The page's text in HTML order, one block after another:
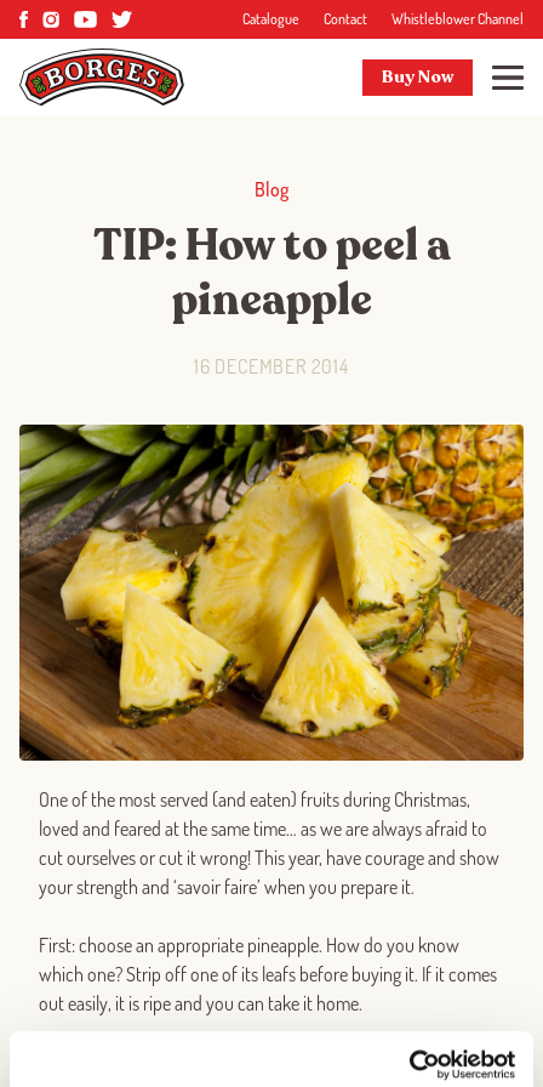
Catalogue Contact Whistleblower Channel
Buy Now
Blog
TIP: How to peel a
pineapple
16 DECEMBER 2014
One of the most served (and eaten) fruits during Christmas,
loved and feared at the same time… as we are always afraid to
cut ourselves or cut it wrong! This year, have courage and show
your strength and ‘savoir faire’ when you prepare it.
First: choose an appropriate pineapple. How do you know
which one? Strip off one of its leafs before buying it. If it comes
out easily, it is ripe and you can take it home.
Second: once at home, take a well sharpened knife, and cut